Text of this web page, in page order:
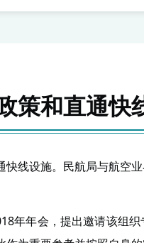
策和直通快
线设施。民航局与航空
年年会，提出邀请该组